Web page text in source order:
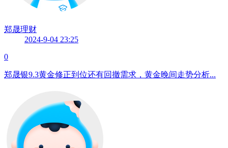
郑晟理财
2024-9-04 23:25
0
郑晟银9.3黄金修正到位还有回撤需求，黄金晚间走势分析...